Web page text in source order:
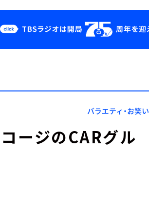
YouTube
会社情報
バラエティ・お笑い
ージのCARグル